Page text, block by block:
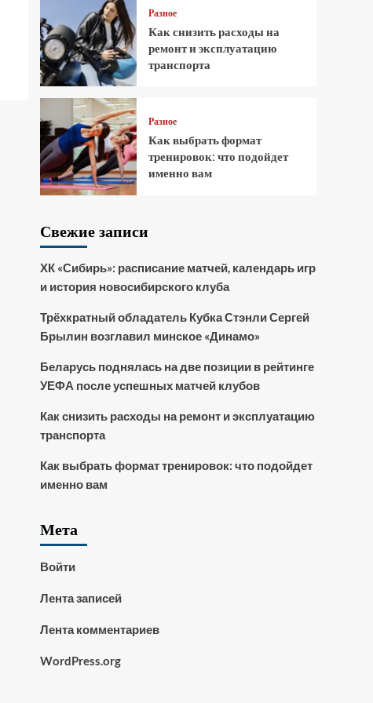
Разное
Как снизить расходы на
ремонт и эксплуатацию
транспорта
Разное
Как выбрать формат
тренировок: что подойдет
именно вам
Свежие записи
ХК «Сибирь»: расписание матчей, календарь игр
и история новосибирского клуба
Трёхкратный обладатель Кубка Стэнли Сергей
Брылин возглавил минское «Динамо»
Беларусь поднялась на две позиции в рейтинге
УЕФА после успешных матчей клубов
Как снизить расходы на ремонт и эксплуатацию
транспорта
Как выбрать формат тренировок: что подойдет
именно вам
Мета
Войти
Лента записей
Лента комментариев
WordPress.org